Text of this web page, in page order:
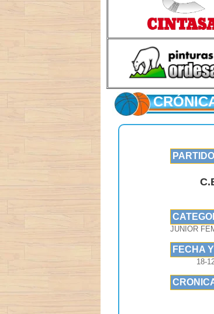
PARTIDO
JUNIOR
FECHA
18-